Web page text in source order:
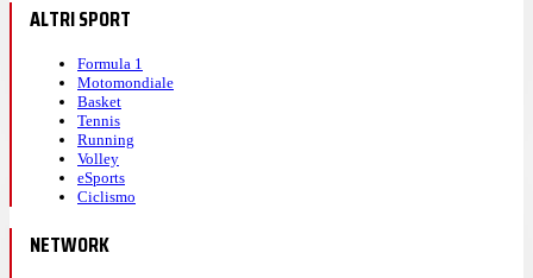
ALTRI SPORT
Formula 1
Motomondiale
Basket
Tennis
Running
Volley
eSports
Ciclismo
NETWORK